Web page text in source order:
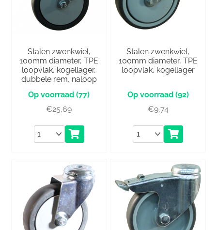
Stalen zwenkwiel,
100mm diameter, TPE
loopvlak, kogellager,
dubbele rem, naloop
(77)
€25,69
Aantal
Stalen zwenkwiel,
100mm diameter, TPE
loopvlak, kogellager
(92)
€9,74
Aantal